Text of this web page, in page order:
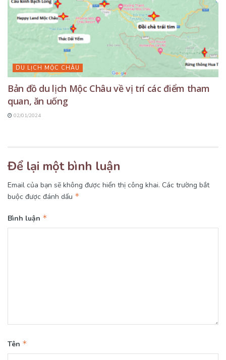
DU LỊCH MỘC CHÂU
Bản đồ du lịch Mộc Châu về vị trí các điểm tham
quan, ăn uống
02/01/2024
Để lại một bình luận
Email của bạn sẽ không được hiển thị công khai. Các trường bắt
buộc được đánh dấu *
Bình luận *
Tên *